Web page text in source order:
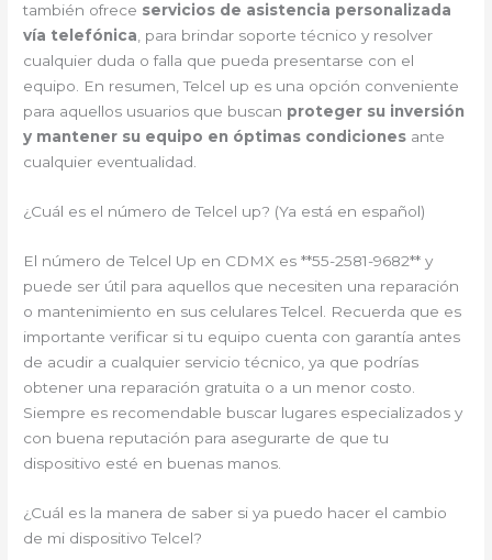
también ofrece servicios de asistencia personalizada
vía telefónica, para brindar soporte técnico y resolver
cualquier duda o falla que pueda presentarse con el
equipo. En resumen, Telcel up es una opción conveniente
para aquellos usuarios que buscan proteger su inversión
y mantener su equipo en óptimas condiciones ante
cualquier eventualidad.
¿Cuál es el número de Telcel up? (Ya está en español)
El número de Telcel Up en CDMX es **55-2581-9682** y
puede ser útil para aquellos que necesiten una reparación
o mantenimiento en sus celulares Telcel. Recuerda que es
importante verificar si tu equipo cuenta con garantía antes
de acudir a cualquier servicio técnico, ya que podrías
obtener una reparación gratuita o a un menor costo.
Siempre es recomendable buscar lugares especializados y
con buena reputación para asegurarte de que tu
dispositivo esté en buenas manos.
¿Cuál es la manera de saber si ya puedo hacer el cambio
de mi dispositivo Telcel?